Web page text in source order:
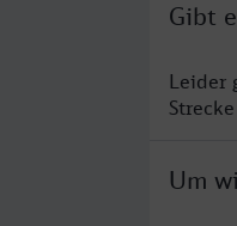
Gibt
Leider
Um